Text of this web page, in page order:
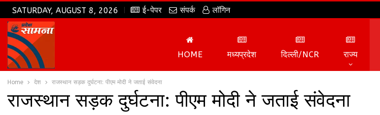
SATURDAY, AUGUST 8, 2026 ई-पेपर संपर्क लॉगिन
HOME मध्यप्रदेश दिल्ली/NCR राज्य
Home देश राजस्थान सड़क दुर्घटना: पीएम मोदी ने जताई संवेदना
राजस्थान सड़क दुर्घटना: पीएम मोदी ने जताई संवेदना